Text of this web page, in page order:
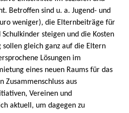
Betroffen sind u. a. Jugend- und
weniger), die Elternbeiträge für
steigen und die Kosten
gleich ganz auf die Eltern
Lösungen im
eines neuen Raums für das
Zusammenschluss aus
Vereinen und
aktuell, um dagegen zu